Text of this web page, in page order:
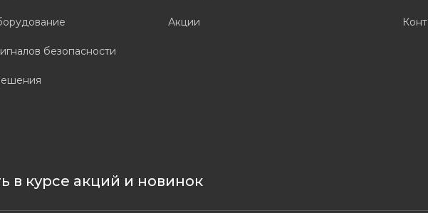
безопасности
Акции
в курсе акций и новинок